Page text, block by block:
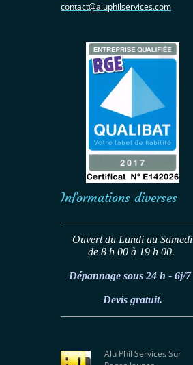
contact@aluphilservices.com
Informations diverses
Ouvert du Lundi au Samedi
de 8 h 00 à 19 h 00.
Dépannage sous 24 h - 6j/7
Devis gratuit.
Alu Phil Services Sur